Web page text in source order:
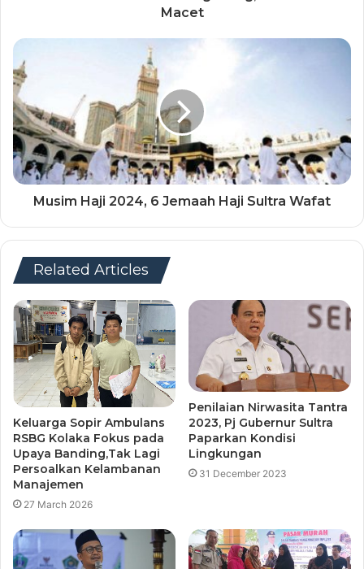
Macet
Musim Haji 2024, 6 Jemaah Haji Sultra Wafat
Related Articles
Keluarga Sopir Ambulans
RSBG Kolaka Fokus pada
Upaya Banding,Tak Lagi
Persoalkan Kelambanan
Manajemen
27 March 2026
Penilaian Nirwasita Tantra
2023, Pj Gubernur Sultra
Paparkan Kondisi
Lingkungan
31 December 2023